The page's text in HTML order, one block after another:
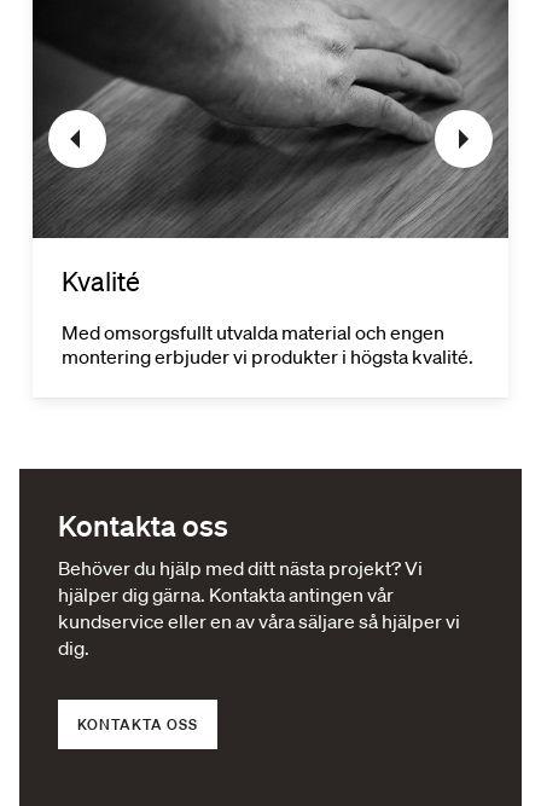
Kvalité
Med omsorgsfullt utvalda material och engen
montering erbjuder vi produkter i högsta kvalité.
Kontakta oss
Behöver du hjälp med ditt nästa projekt? Vi
hjälper dig gärna. Kontakta antingen vår
kundservice eller en av våra säljare så hjälper vi
dig.
KONTAKTA OSS